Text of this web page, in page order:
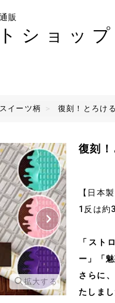
販
ショップ
イーツ柄 復刻！とろけ
拡大する
復刻！
【日本
1反は約
「スト
ー」「
さらに
たしま